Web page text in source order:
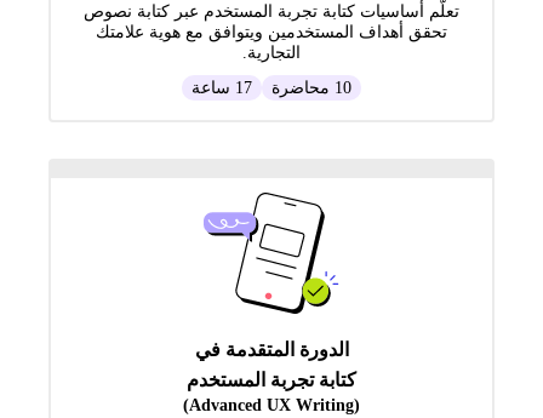
تعلّم أساسيات كتابة تجربة المستخدم عبر كتابة نصوص
تحقق أهداف المستخدمين ويتوافق مع هوية علامتك
التجارية.
10 محاضرة
17 ساعة
الدورة المتقدمة في
كتابة تجربة المستخدم
(Advanced UX Writing)